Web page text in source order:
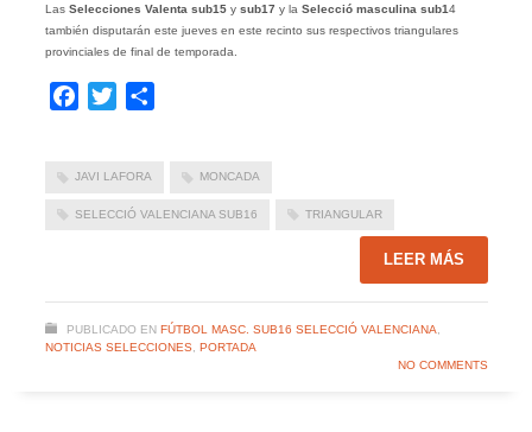
Las Selecciones Valenta sub15 y sub17 y la Selecció masculina sub14
también disputarán este jueves en este recinto sus respectivos triangulares
provinciales de final de temporada.
Facebook
Twitter
JAVI LAFORA MONCADA
SELECCIÓ VALENCIANA SUB16 TRIANGULAR
LEER MÁS
PUBLICADO EN FÚTBOL MASC. SUB16 SELECCIÓ VALENCIANA
NOTICIAS SELECCIONES, PORTADA
NO COMMENTS